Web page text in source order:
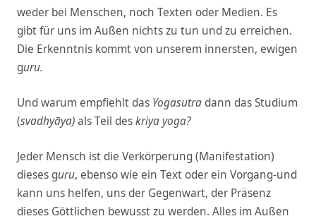
weder bei Menschen, noch Texten oder Medien. Es
gibt für uns im Außen nichts zu tun und zu erreichen.
Die Erkenntnis kommt von unserem innersten, ewigen
guru.
Und warum empfiehlt das Yogasutradann das Studium
(svadhyāya)als Teil deskriya yoga?
Jeder Mensch ist die Verkörperung (Manifestation)
dieses guru, ebenso wie ein Text oder ein Vorgang-und
kann uns helfen, uns der Gegenwart, der Präsenz
dieses Göttlichen bewusst zu werden. Alles im Außen